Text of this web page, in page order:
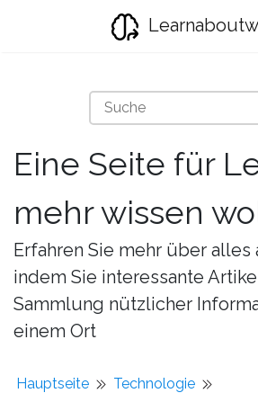
Eine Seite für
mehr wissen
Erfahren Sie mehr über
indem Sie interessante
Sammlung nützlicher
einem Ort
Hauptseite
Technologie